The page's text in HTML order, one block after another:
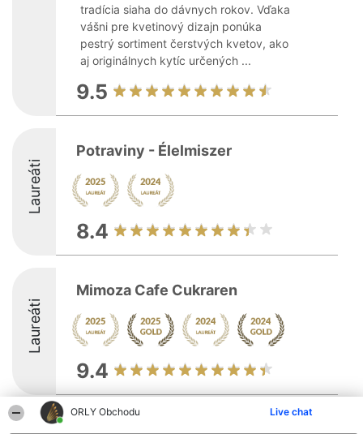
ORLY Obchodu Live chat
tradícia siaha do dávnych rokov. Vďaka
vášni pre kvetinový dizajn ponúka
pestrý sortiment čerstvých kvetov, ako
aj originálnych kytíc určených ...
9.5
Laureáti
Potraviny - Élelmiszer
8.4
Laureáti
Mimoza Cafe Cukraren
9.4
Organizátor hodnotenia